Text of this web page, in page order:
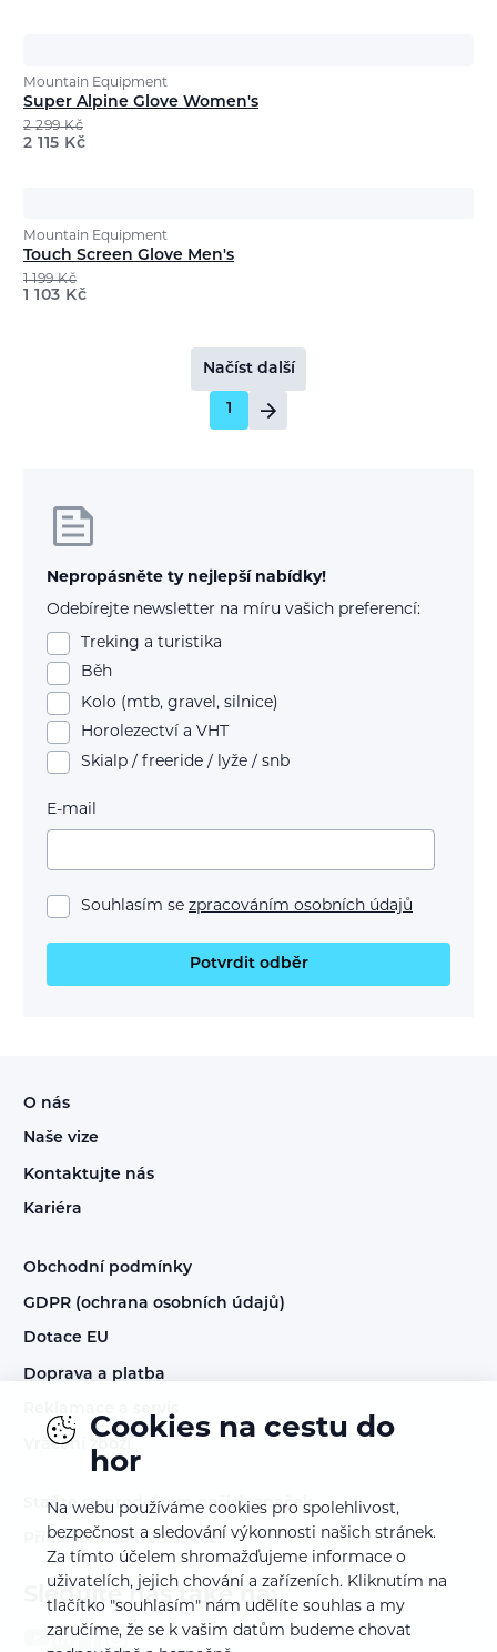
Mountain Equipment
Super Alpine Glove Women's
2 299Kč
2 115 Kč
Mountain Equipment
Touch Screen Glove Men's
1 199Kč
1 103 Kč
Načíst další
1
Nepropásněte ty nejlepší nabídky!
Odebírejte newsletter na míru vašich preferencí:
Treking a turistika
Běh
Kolo (mtb, gravel, silnice)
Horolezectví a VHT
Skialp / freeride / lyže / snb
E-mail
Souhlasím se zpracováním osobních údajů
Potvrdit odběr
O nás
Naše vize
Kontaktujte nás
Kariéra
Obchodní podmínky
GDPR (ochrana osobních údajů)
Dotace EU
Doprava a platba
Reklamace a servis
Vrácení zboží
Staňte se prodejcem našich značek
Přihlášení do B2B sekce
Sledujte nás také na:
Cookies na cestu do
hor
Na webu používáme cookies pro spolehlivost,
bezpečnost a sledování výkonnosti našich stránek.
Za tímto účelem shromažďujeme informace o
uživatelích, jejich chování a zařízeních. Kliknutím na
tlačítko "souhlasím" nám udělíte souhlas a my
zaručíme, že se k vašim datům budeme chovat